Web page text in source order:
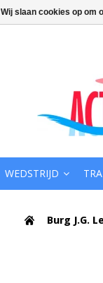
WEDSTRIJD
Burg J.G.
Wij slaan cookies op om